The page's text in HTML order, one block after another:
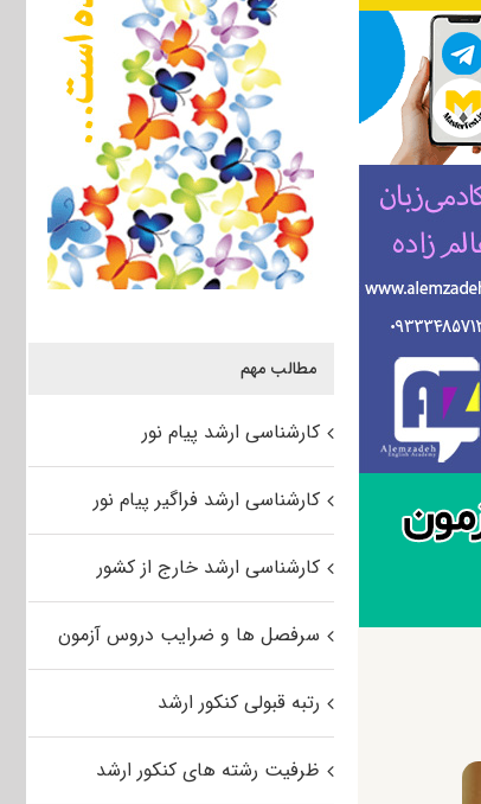
مطالب مهم
کارشناسی ارشد پیام نور
کارشناسی ارشد فراگیر پیام نور
کارشناسی ارشد خارج از کشور
سرفصل ها و ضرایب دروس آزمون
رتبه قبولی کنکور ارشد
ظرفیت رشته های کنکور ارشد